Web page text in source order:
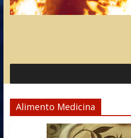
Alimento Medicina